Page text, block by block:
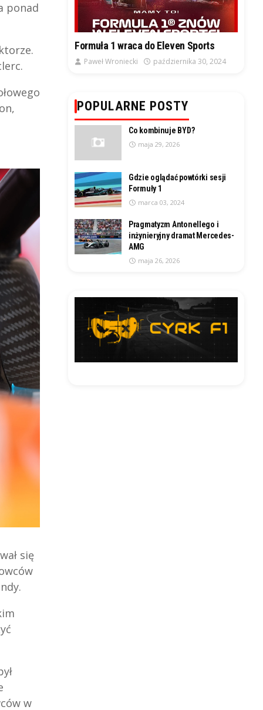
ponad
się
w
Formuła 1 wraca do Eleven Sports
Paweł Wroniecki października 30, 2024
POPULARNE POSTY
Co kombinuje BYD?
maja 29, 2026
Gdzie oglądać powtórki sesji
Formuły 1
marca 03, 2024
Pragmatyzm Antonellego i
inżynieryjny dramat Mercedes-
AMG
maja 26, 2026